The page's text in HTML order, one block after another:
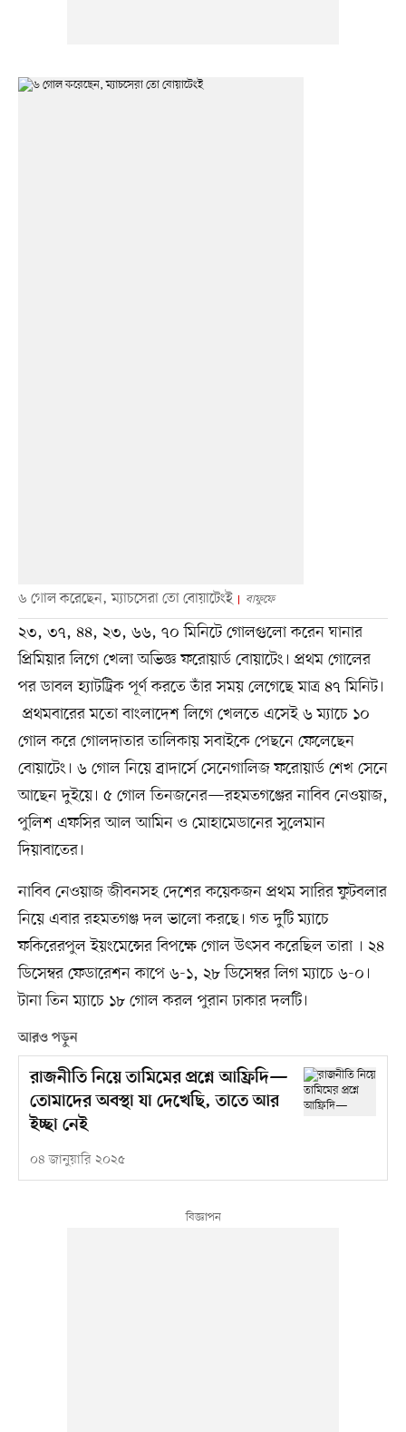
৬ গোল করেছেন, ম্যাচসেরা তো বোয়াটেংই বাফুফে
২৩, ৩৭, ৪৪, ২৩, ৬৬, ৭০ মিনিটে গোলগুলো করেন ঘানার
প্রিমিয়ার লিগে খেলা অভিজ্ঞ ফরোয়ার্ড বোয়াটেং। প্রথম গোলের
পর ডাবল হ্যাটট্রিক পূর্ণ করতে তাঁর সময় লেগেছে মাত্র ৪৭ মিনিট।
প্রথমবারের মতো বাংলাদেশ লিগে খেলতে এসেই ৬ ম্যাচে ১০
গোল করে গোলদাতার তালিকায় সবাইকে পেছনে ফেলেছেন
বোয়াটেং। ৬ গোল নিয়ে ব্রাদার্সে সেনেগালিজ ফরোয়ার্ড শেখ সেনে
আছেন দুইয়ে। ৫ গোল তিনজনের—রহমতগঞ্জের নাবিব নেওয়াজ,
পুলিশ এফসির আল আমিন ও মোহামেডানের সুলেমান
দিয়াবাতের।
নাবিব নেওয়াজ জীবনসহ দেশের কয়েকজন প্রথম সারির ফুটবলার
নিয়ে এবার রহমতগঞ্জ দল ভালো করছে। গত দুটি ম্যাচে
ফকিরেরপুল ইয়ংমেন্সের বিপক্ষে গোল উৎসব করেছিল তারা । ২৪
ডিসেম্বর ফেডারেশন কাপে ৬-১, ২৮ ডিসেম্বর লিগ ম্যাচে ৬-০।
টানা তিন ম্যাচে ১৮ গোল করল পুরান ঢাকার দলটি।
আরও পড়ুন
রাজনীতি নিয়ে তামিমের প্রশ্নে আফ্রিদি—
তোমাদের অবস্থা যা দেখেছি, তাতে আর
ইচ্ছা নেই
০৪ জানুয়ারি ২০২৫